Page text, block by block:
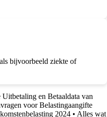
bijvoorbeeld ziekte of
en Betaaldata van
voor Belastingaangifte
2024 • Alles wat